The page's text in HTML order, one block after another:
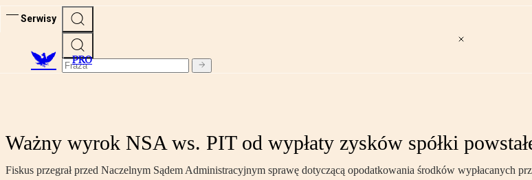
Serwisy
PRO
Ważny wyrok NSA ws. PIT od wypłaty zysków spółki
Fiskus przegrał przed Naczelnym Sądem Administracyjnym sprawę dotyczącą opodatkowania środków wypłacanych